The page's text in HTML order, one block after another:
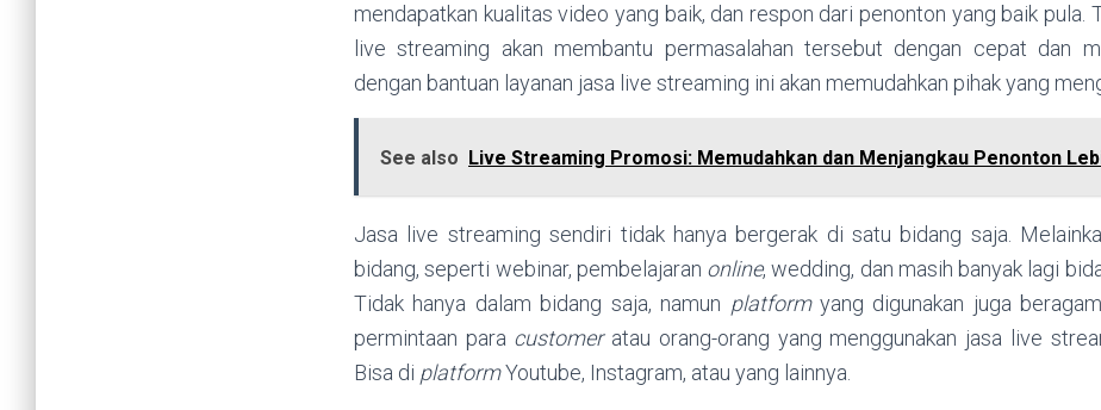
mendapatkan kualitas video yang baik, dan respon dari penonton yang baik pula.
live streaming akan membantu permasalahan tersebut dengan cepat dan
dengan bantuan layanan jasa live streaming ini akan memudahkan pihak yang
See also Live Streaming Promosi: Memudahkan dan Menjangkau Penonton
Jasa live streaming sendiri tidak hanya bergerak di satu bidang saja.
bidang, seperti webinar, pembelajaran online, wedding, dan masih banyak lagi
Tidak hanya dalam bidang saja, namun platform yang digunakan juga
permintaan para customeratau orang-orang yang menggunakan jasa live
Bisa di platformYoutube, Instagram, atau yang lainnya.